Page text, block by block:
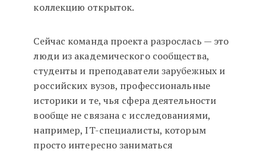
коллекцию открыток.
Сейчас команда проекта разрослась — это
люди из академического сообщества,
студенты и преподаватели зарубежных и
российских вузов, профессиональные
историки и те, чья сфера деятельности
вообще не связана с исследованиями,
например, IT-специалисты, которым
просто интересно заниматься